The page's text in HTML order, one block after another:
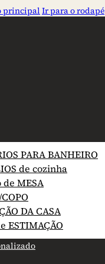
principal Ir para o rodapé
PARA BANHEIRO
de cozinha
de MESA
DA CASA
ESTIMAÇÃO